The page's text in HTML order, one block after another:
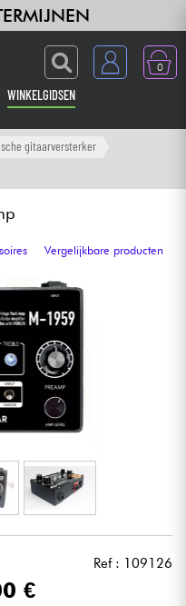
0
WINKELGIDSEN
gitaarversterker
Vergelijkbare producten
Ref : 109126
€